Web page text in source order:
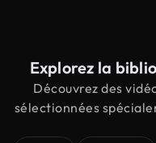
Explorez la
Découvrez des
sélectionnées